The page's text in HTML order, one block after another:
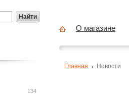
Главная Новости
134
Найти
О магазине